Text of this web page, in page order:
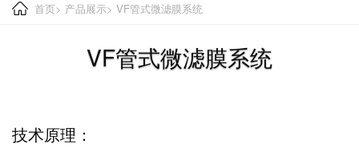
首页> 产品展示> VF管式微滤膜系统
VF管式微滤膜系统
技术原理：